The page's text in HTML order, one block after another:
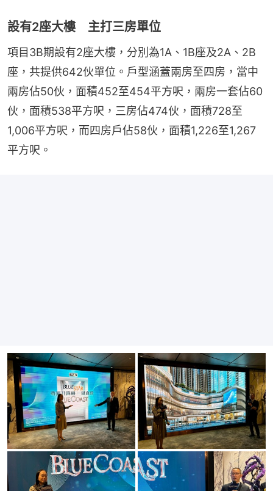
設有2座大樓 主打三房單位
項目3B期設有2座大樓，分別為1A、1B座及2A、2B
座，共提供642伙單位。戶型涵蓋兩房至四房，當中
兩房佔50伙，面積452至454平方呎，兩房一套佔60
伙，面積538平方呎，三房佔474伙，面積728至
1,006平方呎，而四房戶佔58伙，面積1,226至1,267
平方呎。